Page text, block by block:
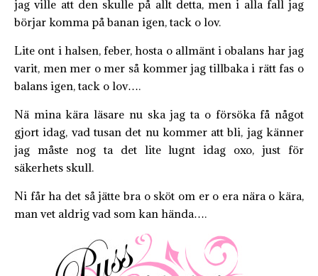
jag ville att den skulle på allt detta, men i alla fall jag
börjar komma på banan igen, tack o lov.
Lite ont i halsen, feber, hosta o allmänt i obalans har jag
varit, men mer o mer så kommer jag tillbaka i rätt fas o
balans igen, tack o lov….
Nä mina kära läsare nu ska jag ta o försöka få något
gjort idag, vad tusan det nu kommer att bli, jag känner
jag måste nog ta det lite lugnt idag oxo, just för
säkerhets skull.
Ni får ha det så jätte bra o sköt om er o era nära o kära,
man vet aldrig vad som kan hända….